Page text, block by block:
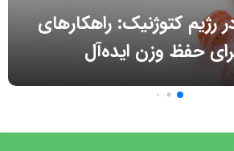
رژیم کتوژنیک: راهکارهای
حفظ وزن ایده‌آل